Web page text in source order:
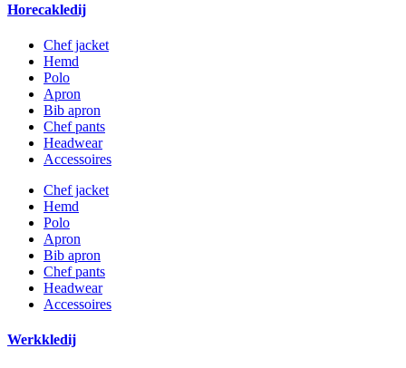
Horecakledij
Chef jacket
Hemd
Polo
Apron
Bib apron
Chef pants
Headwear
Accessoires
Chef jacket
Hemd
Polo
Apron
Bib apron
Chef pants
Headwear
Accessoires
Werkkledij